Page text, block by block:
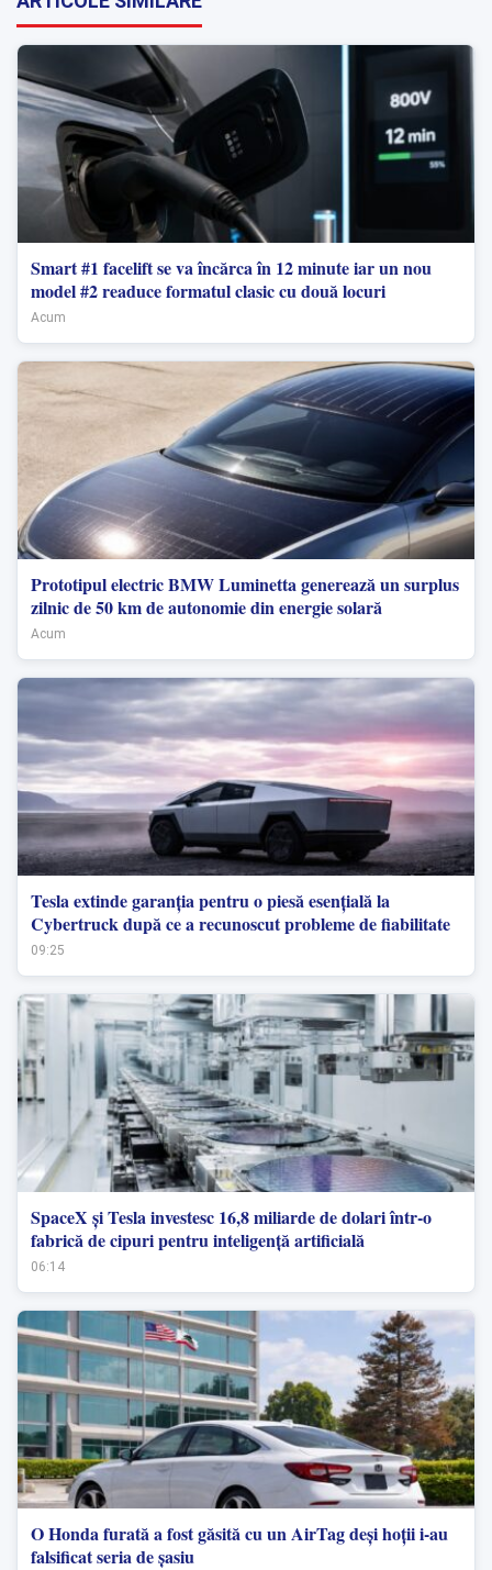
Smart #1 facelift se va încărca în 12 minute iar un nou
model #2 readuce formatul clasic cu două locuri
Acum
Prototipul electric BMW Luminetta generează un surplus
zilnic de 50 km de autonomie din energie solară
Acum
Tesla extinde garanția pentru o piesă esențială la
Cybertruck după ce a recunoscut probleme de fiabilitate
09:25
SpaceX și Tesla investesc 16,8 miliarde de dolari într-o
fabrică de cipuri pentru inteligență artificială
06:14
O Honda furată a fost găsită cu un AirTag deși hoții i-au
falsificat seria de șasiu